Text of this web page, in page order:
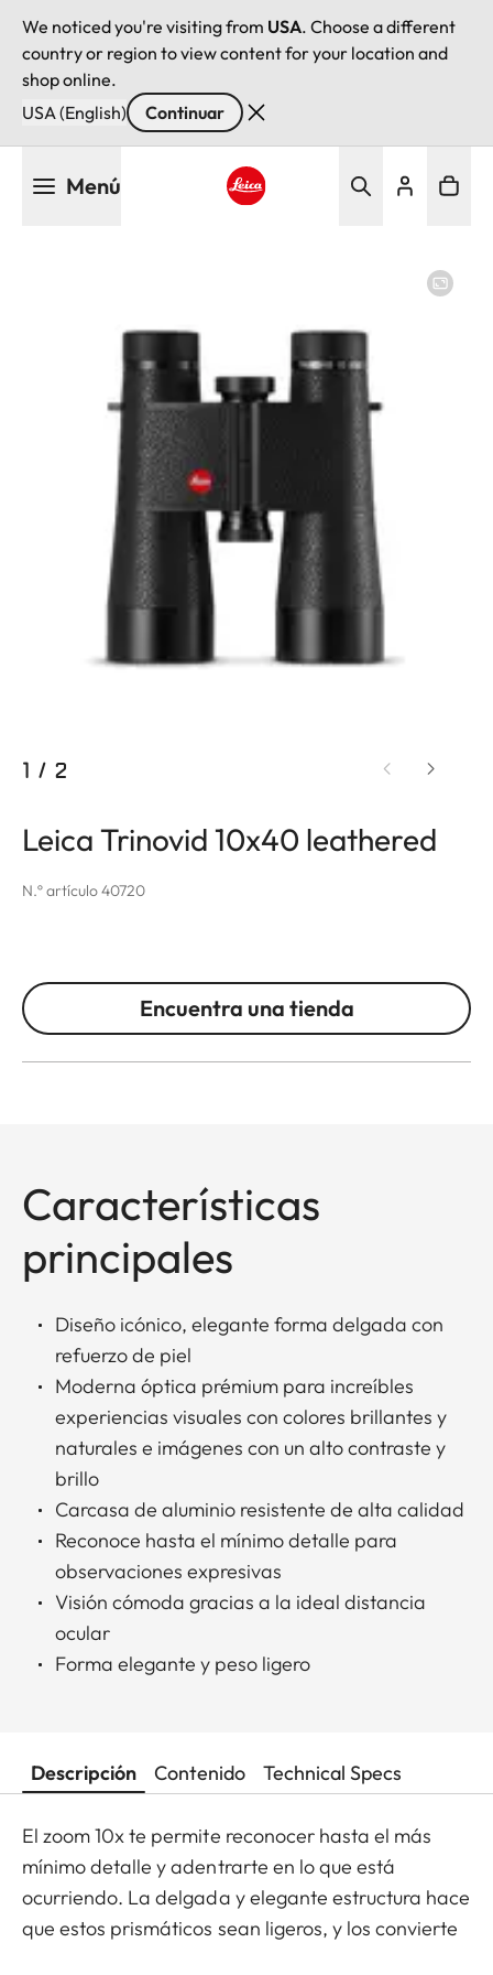
We noticed you're visiting from USA. Choose a different
country or region to view content for your location and
shop online.
USA (English)
Continuar
Menú
1 / 2
Leica Trinovid 10x40 leathered
N.º artículo 40720
Encuentra una tienda
Características
principales
Diseño icónico, elegante forma delgada con
refuerzo de piel
Moderna óptica prémium para increíbles
experiencias visuales con colores brillantes y
naturales e imágenes con un alto contraste y
brillo
Carcasa de aluminio resistente de alta calidad
Reconoce hasta el mínimo detalle para
observaciones expresivas
Visión cómoda gracias a la ideal distancia
ocular
Forma elegante y peso ligero
Descripción Contenido Technical Specs
El zoom 10x te permite reconocer hasta el más
mínimo detalle y adentrarte en lo que está
ocurriendo. La delgada y elegante estructura hace
que estos prismáticos sean ligeros, y los convierte